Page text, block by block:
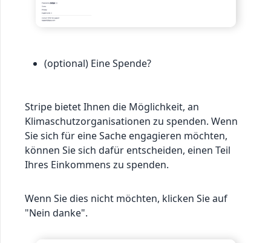
(optional) Eine Spende?
Stripe bietet Ihnen die Möglichkeit, an
Klimaschutzorganisationen zu spenden. Wenn
Sie sich für eine Sache engagieren möchten,
können Sie sich dafür entscheiden, einen Teil
Ihres Einkommens zu spenden.
Wenn Sie dies nicht möchten, klicken Sie auf
"Nein danke".